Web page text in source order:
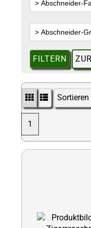
FILTERN
Sortieren
1